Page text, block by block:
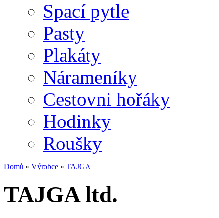
Spací pytle
Pasty
Plakáty
Nárameníky
Cestovni hořáky
Hodinky
Roušky
Domů » Výrobce » TAJGA
TAJGA ltd.